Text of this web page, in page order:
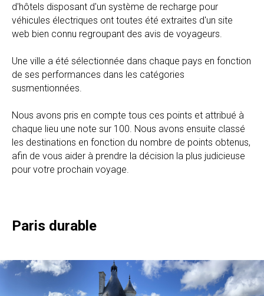
d'hôtels disposant d'un système de recharge pour
véhicules électriques ont toutes été extraites d'un site
web bien connu regroupant des avis de voyageurs.
Une ville a été sélectionnée dans chaque pays en fonction
de ses performances dans les catégories
susmentionnées.
Nous avons pris en compte tous ces points et attribué à
chaque lieu une note sur 100. Nous avons ensuite classé
les destinations en fonction du nombre de points obtenus,
afin de vous aider à prendre la décision la plus judicieuse
pour votre prochain voyage.
Paris durable